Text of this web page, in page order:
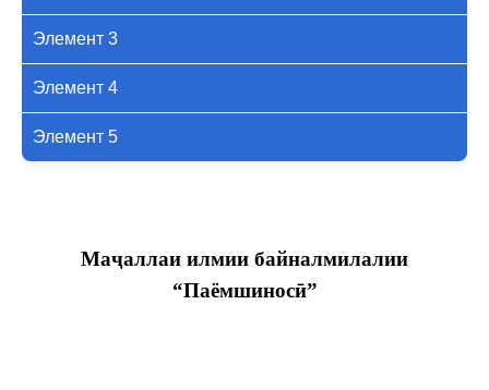
Элемент 3
Элемент 4
Элемент 5
Маҷаллаи илмии байналмилалии
“Паёмшиносӣ”